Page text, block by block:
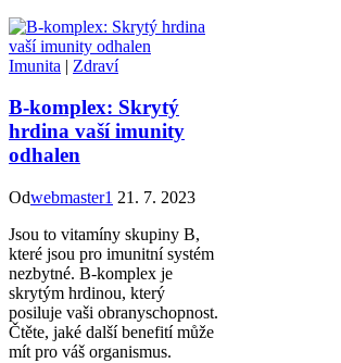
Imunita | Zdraví
B-komplex: Skrytý
hrdina vaší imunity
odhalen
Odwebmaster1 21. 7. 2023
Jsou to vitamíny skupiny B,
které jsou pro imunitní systém
nezbytné. B-komplex je
skrytým hrdinou, který
posiluje vaši obranyschopnost.
Čtěte, jaké další benefití může
mít pro váš organismus.